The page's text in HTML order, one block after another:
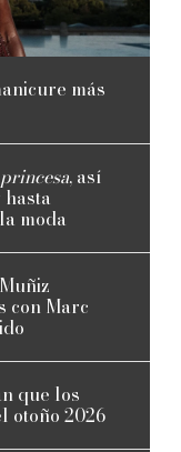
más
, así
moda
con Marc
que los
otoño 2026